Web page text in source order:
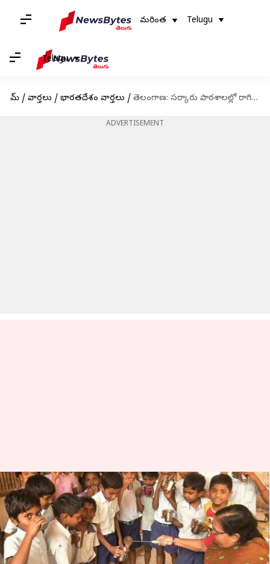
మరింత Telugu
Telugu
హోమ్ / వార్తలు / భారతదేశం వార్తలు / తెలంగాణ: సర్కారు పాఠశాలల్లో రాగి‌జావ పంపిణీని ప్రారంభించిన ప్రభుత్వం
ADVERTISEMENT
తెలంగాణ: సర్కారు పాఠశాలల్లో
రాగి‌జావ పంపిణీని ప్రారంభించిన
ప్రభుత్వం
వ్రాసిన వారు Stalin Jun 20, 2023 02:02 pm